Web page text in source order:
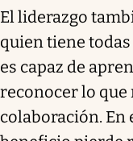
El liderazgo
quien tiene
es capaz de
reconocer lo que
colaboración. En